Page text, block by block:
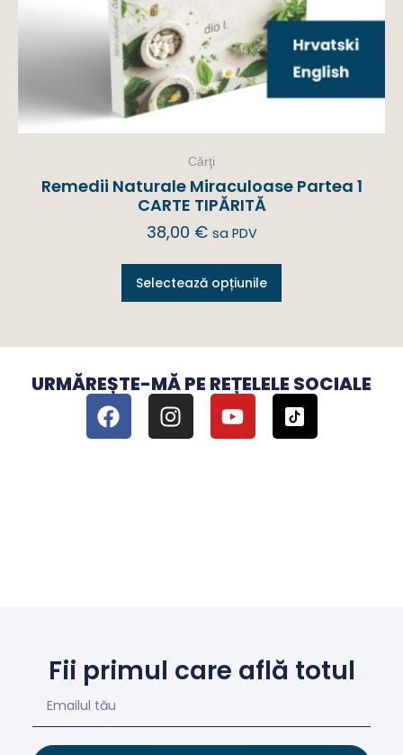
Cărţi
Remedii Naturale Miraculoase Partea 1
CARTE TIPĂRITĂ
38,00 € sa PDV
Selectează opțiunile
URMĂREȘTE-MĂ PE REȚELELE SOCIALE
Fii primul care află totul